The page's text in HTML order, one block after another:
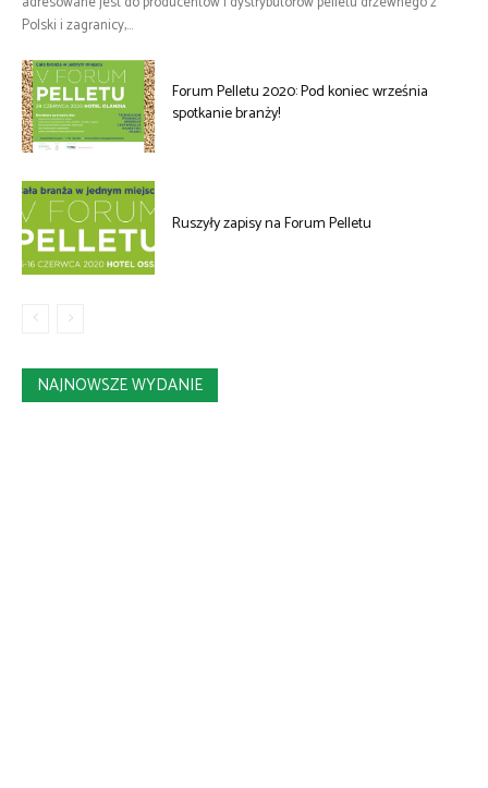
Polski i zagranicy,...
Forum Pelletu 2020: Pod koniec września
spotkanie branży!
Ruszyły zapisy na Forum Pelletu
NAJNOWSZE WYDANIE